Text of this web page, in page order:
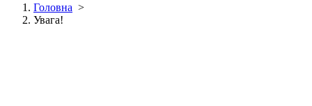
Головна >
Увага!